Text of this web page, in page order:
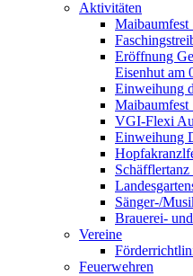
Aktivitäten
Eröffnung
Eisenhut am
Einweihung
VGI-Flexi
Einweihung
Schäfflertanz
Sänger-/
Brauerei-
Vereine
Feuerwehren